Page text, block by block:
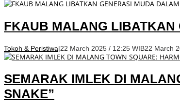
FKAUB MALANG LIBATKAN
Tokoh & Peristiwa|22 March 2025 / 12:25 WIB22 March
SEMARAK IMLEK DI
SNAKE”